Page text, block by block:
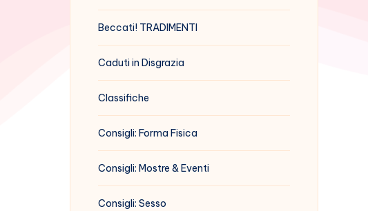
Beccati! TRADIMENTI
Caduti in Disgrazia
Classifiche
Consigli: Forma Fisica
Consigli: Mostre & Eventi
Consigli: Sesso